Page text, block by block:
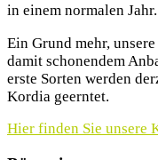
in einem normalen Jahr.
Ein Grund mehr,
damit schonendem
erste Sorten werden
Kordia geerntet.
Hier finden Sie unsere